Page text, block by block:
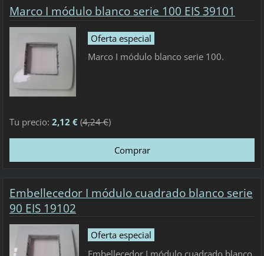
Marco I módulo blanco serie 100 EIS 39101
Oferta especial
Marco I módulo blanco serie 100.
Tu precio: 2,12 €(4,24 €)
Embellecedor I módulo cuadrado blanco serie
90 EIS 19102
Oferta especial
Embellecedor I módulo cuadrado blanco